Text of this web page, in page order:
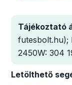
Tájékoztató
futesbolt.hu);
2450W: 304
Letölthető